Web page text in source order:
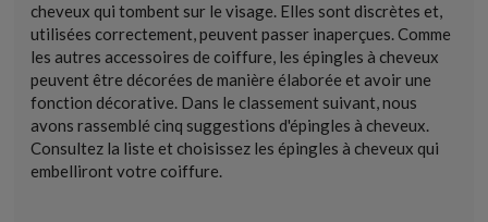
cheveux qui tombent sur le visage. Elles sont discrètes et,
utilisées correctement, peuvent passer inaperçues. Comme
les autres accessoires de coiffure, les épingles à cheveux
peuvent être décorées de manière élaborée et avoir une
fonction décorative. Dans le classement suivant, nous
avons rassemblé cinq suggestions d'épingles à cheveux.
Consultez la liste et choisissez les épingles à cheveux qui
embelliront votre coiffure.